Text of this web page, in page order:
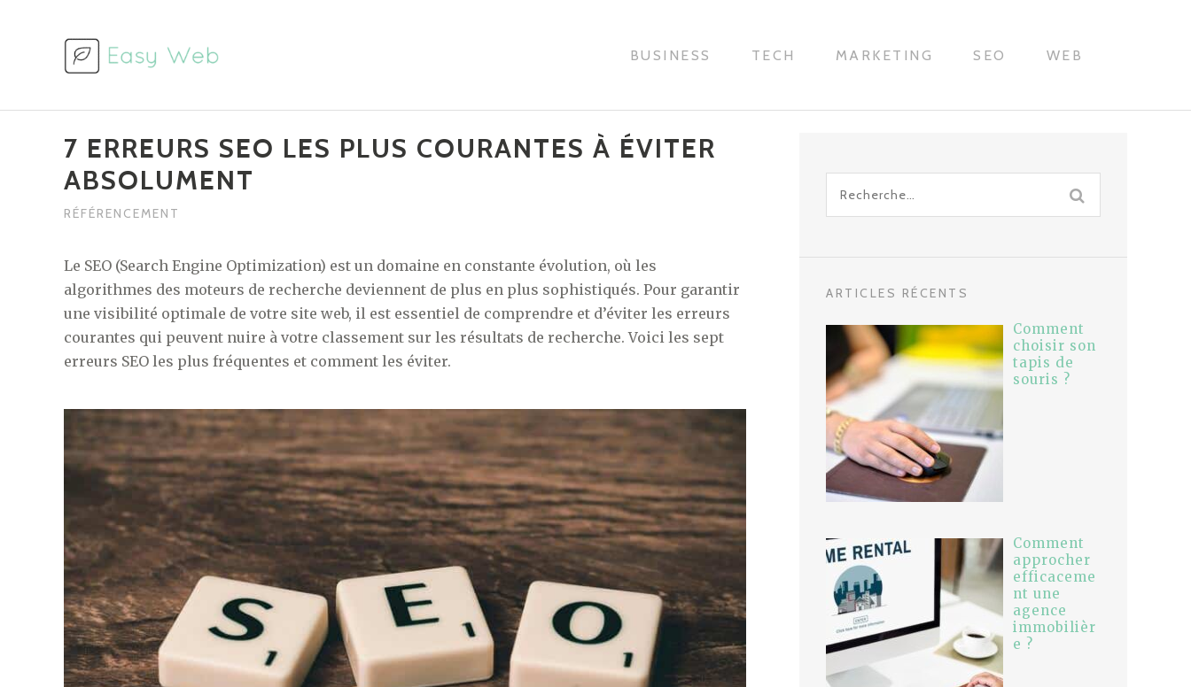
BUSINESS TECH MARKETING SEO WEB
7 ERREURS SEO LES PLUS COURANTES À ÉVITER
ABSOLUMENT
RÉFÉRENCEMENT
Le SEO (Search Engine Optimization) est un domaine en constante évolution, où les
algorithmes des moteurs de recherche deviennent de plus en plus sophistiqués. Pour garantir
une visibilité optimale de votre site web, il est essentiel de comprendre et d’éviter les erreurs
courantes qui peuvent nuire à votre classement sur les résultats de recherche. Voici les sept
erreurs SEO les plus fréquentes et comment les éviter.
ARTICLES RÉCENTS
Comment
choisir son
tapis de
souris ?
Comment
approcher
efficaceme
nt une
agence
immobilièr
e ?